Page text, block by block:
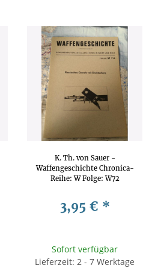
K. Th. von Sauer -
Waffengeschichte Chronica-
Reihe: W Folge: W72
Waffengeschichte,
3,95 € *
Sofort verfügbar
Lieferzeit: 2 - 7 Werktage